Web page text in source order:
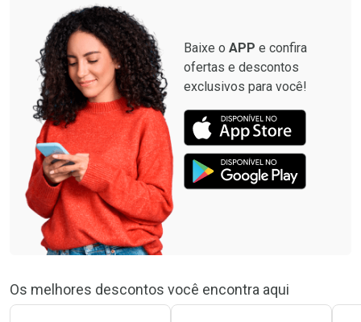
Baixe o APP e confira
ofertas e descontos
exclusivos para você!
Os melhores descontos você encontra aqui